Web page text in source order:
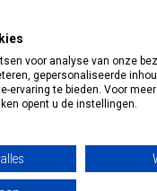
voor analyse van onze
gepersonaliseerde
ervaring te bieden. Voor
opent u de instellingen.